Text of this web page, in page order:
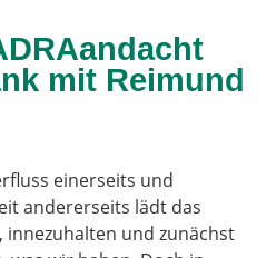
mit Reimund
einerseits und
andererseits lädt das
innezuhalten und zunächst